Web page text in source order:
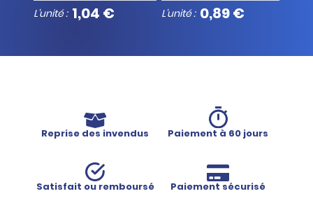
L'unité : 1,04 €
L'unité : 0,89 €
Reprise des invendus Paiement à 60 jours
Satisfait ou remboursé Paiement sécurisé